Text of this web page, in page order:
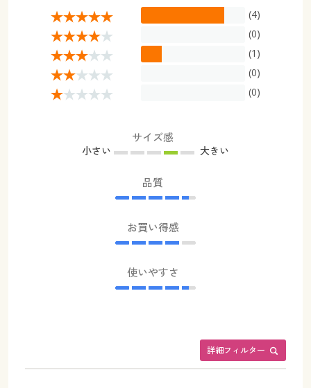
(4)
(0)
(1)
(0)
(0)
サイズ感
小さい 大きい
品質
お買い得感
使いやすさ
詳細フィルター